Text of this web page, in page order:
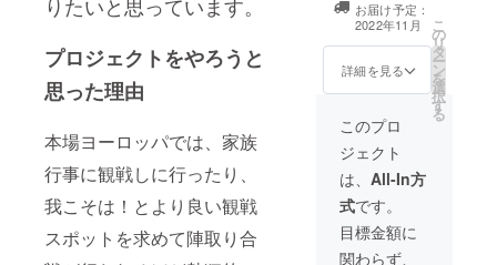
プロジェクトをやろうと
思った理由
本場ヨーロッパでは、家族
行事に観戦しに行ったり、
我こそは！とより良い観戦
スポットを求めて陣取り合
しくはライブ配
信のみどちらを
ご希望されるか
記入お願いしま
す。
ポーツを直に感
じてください！
同乗体験開催予
定日 11月13日
サーキット
9:00〜16:00 11
月23日 本庄
サーキットor茂
原ツインサー
キット 9:00〜
16:00 備考欄に
お届け予定：
2022年11月
詳細を見る
こ
の
リ
タ
ー
ン
を
選
択
す
る
このプロ
ジェクト
は、 All-In方
式です。
目標金額に
関わらず、